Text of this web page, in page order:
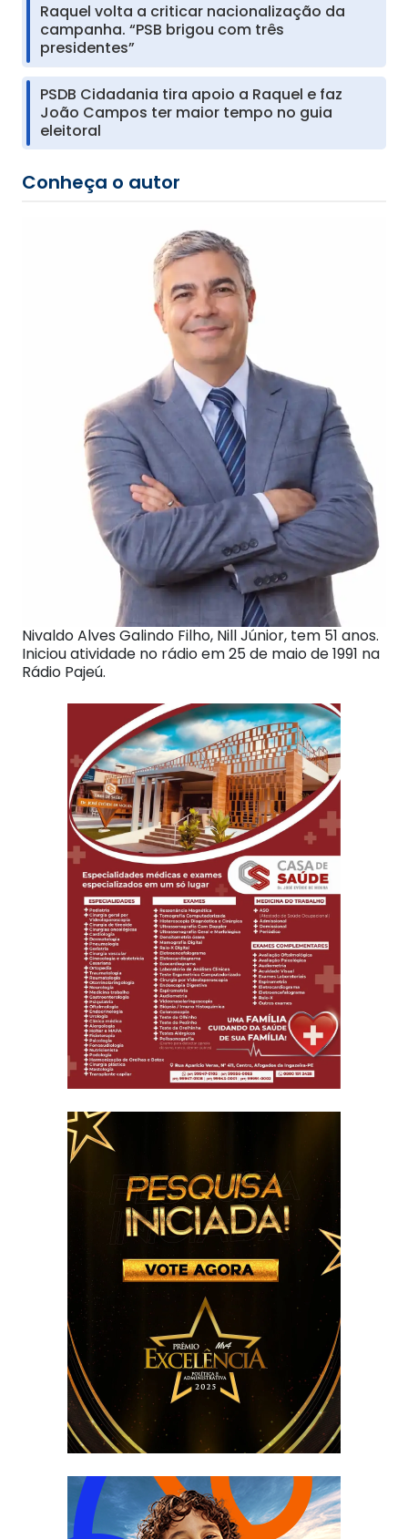
Raquel volta a criticar nacionalização da
campanha. “PSB brigou com três
presidentes”
PSDB Cidadania tira apoio a Raquel e faz
João Campos ter maior tempo no guia
eleitoral
Conheça o autor
Nivaldo Alves Galindo Filho, Nill Júnior, tem 51 anos.
Iniciou atividade no rádio em 25 de maio de 1991 na
Rádio Pajeú.